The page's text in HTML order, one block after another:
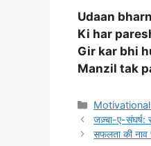
Udaan
Ki har
Gir kar bhi
Manzil tak
Categories
जज़्बा-ए-संघर्ष:
सफलता की नाव